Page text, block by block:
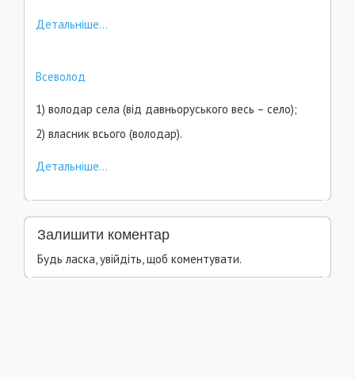
Детальніше...
Всеволод
1) володар села (від давньоруського весь – село);
2) власник всього (володар).
Детальніше...
Залишити коментар
Будь ласка, увійдіть, щоб коментувати.